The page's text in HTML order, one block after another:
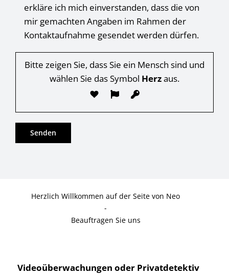
erkläre ich mich einverstanden, dass die von
mir gemachten Angaben im Rahmen der
Kontaktaufnahme gesendet werden dürfen.
Bitte zeigen Sie, dass Sie ein Mensch sind und
wählen Sie das Symbol Herzaus.
Herzlich Willkommen auf der Seite von Neo
-
Beauftragen Sie uns
Videoüberwachungen oder Privatdetektiv